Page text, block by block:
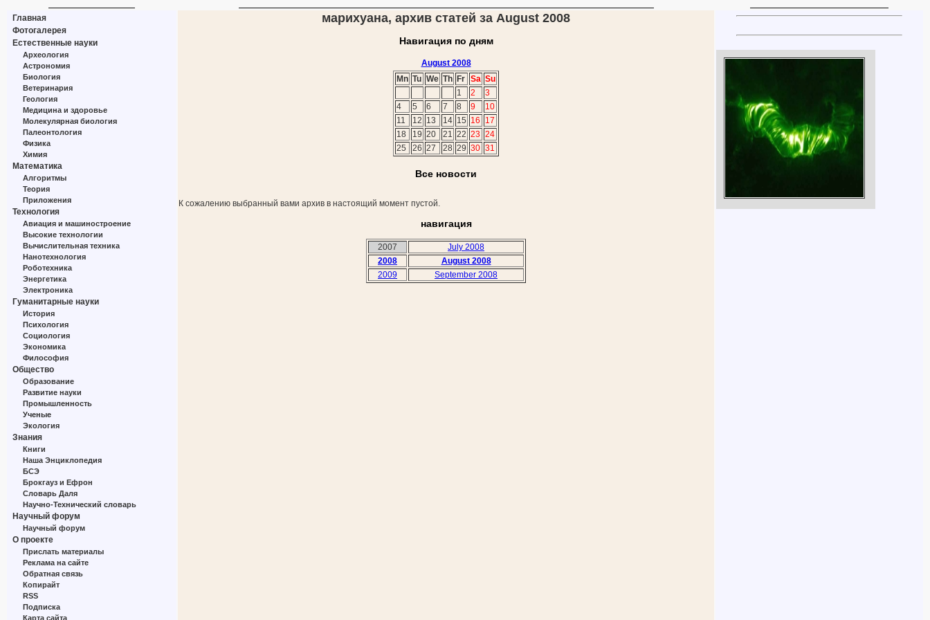
Главная
Фотогалерея
Естественные науки
Археология
Астрономия
Биология
Ветеринария
Геология
Медицина и здоровье
Молекулярная биология
Палеонтология
Физика
Химия
Математика
Алгоритмы
Теория
Приложения
Технология
Авиация и машиностроение
Высокие технологии
Вычислительная техника
Нанотехнология
Роботехника
Энергетика
Электроника
Гуманитарные науки
История
Психология
Социология
Экономика
Философия
Общество
Образование
Развитие науки
Промышленность
Ученые
Экология
Знания
Книги
Наша Энциклопедия
БСЭ
Брокгауз и Ефрон
Словарь Даля
Научно-Технический словарь
Научный форум
Научный форум
О проекте
Прислать материалы
Реклама на сайте
Обратная связь
Копирайт
RSS
Подписка
Карта сайта
марихуана, архив статей за August 2008
Навигация по дням
August 2008
Mn Tu We Th Fr Sa Su
1
2
3
4
5 6 7 8 9
10
11
12 13 14 15 16
17
18
19 20 21 22 23 24
25
26 27 28 29 30 31
Все новости
К сожалению выбранный вами архив в настоящий момент пустой.
навигация
2007
July 2008
2008
August 2008
2009
September 2008